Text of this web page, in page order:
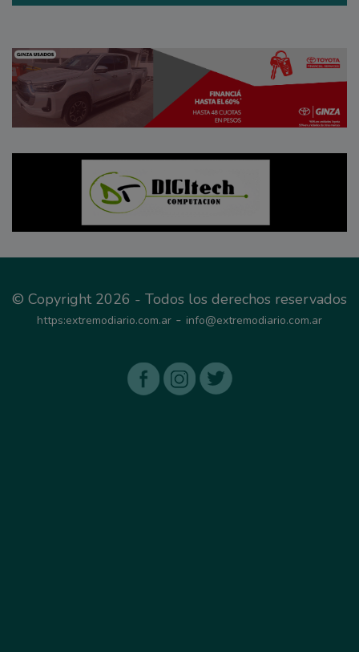
© Copyright 2026 - Todos los derechos reservados
https:extremodiario.com.ar - info@extremodiario.com.ar